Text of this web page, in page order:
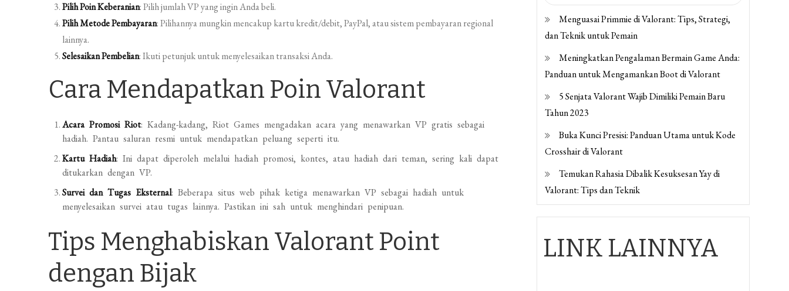
Pilih Poin Keberanian: Pilih jumlah VP yang ingin Anda beli.
Pilih Metode Pembayaran: Pilihannya mungkin mencakup kartu kredit/debit, PayPal, atau sistem pembayaran regional
lainnya.
Selesaikan Pembelian: Ikuti petunjuk untuk menyelesaikan transaksi Anda.
Cara Mendapatkan Poin Valorant
Acara Promosi Riot: Kadang-kadang, Riot Games mengadakan acara yang menawarkan VP gratis sebagai
hadiah. Pantau saluran resmi untuk mendapatkan peluang seperti itu.
Kartu Hadiah: Ini dapat diperoleh melalui hadiah promosi, kontes, atau hadiah dari teman, sering kali dapat
ditukarkan dengan VP.
Survei dan Tugas Eksternal: Beberapa situs web pihak ketiga menawarkan VP sebagai hadiah untuk
menyelesaikan survei atau tugas lainnya. Pastikan ini sah untuk menghindari penipuan.
Tips Menghabiskan Valorant Point
dengan Bijak
Menguasai Primmie di Valorant: Tips, Strategi,
dan Teknik untuk Pemain
Meningkatkan Pengalaman Bermain Game Anda:
Panduan untuk Mengamankan Boot di Valorant
5 Senjata Valorant Wajib Dimiliki Pemain Baru
Tahun 2023
Buka Kunci Presisi: Panduan Utama untuk Kode
Crosshair di Valorant
Temukan Rahasia Dibalik Kesuksesan Yay di
Valorant: Tips dan Teknik
LINK LAINNYA